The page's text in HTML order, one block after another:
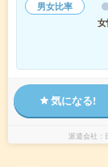
男女比率
気になる!
派遣会社